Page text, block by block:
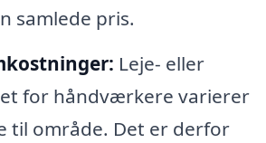
samlede pris.
Leje- eller
for håndværkere varierer
til område. Det er derfor